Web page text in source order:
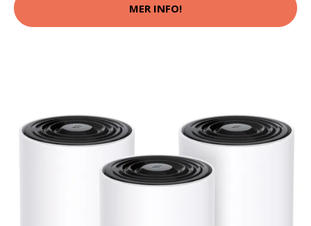
MER INFO!